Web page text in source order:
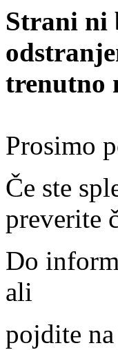
Strani ni
trenutno
Prosimo
Če ste
preverite
Do
ali
pojdite na